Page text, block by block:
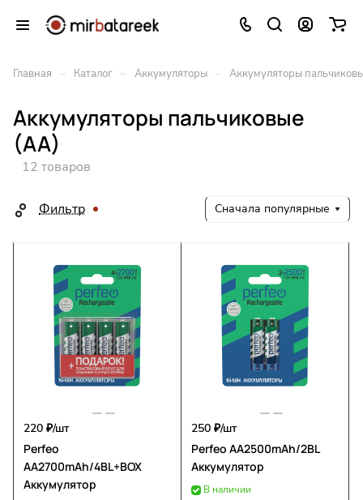
Главная – Каталог – Аккумуляторы – Аккумуляторы
Аккумуляторы пальчиковые
(АА)
12 товаров
Фильтр Сначала популярные
220 ₽/шт
Perfeo
AA2700mAh/4BL+BOX
Аккумулятор
250 ₽/шт
Perfeo AA2500mAh/2BL
Аккумулятор
В наличии